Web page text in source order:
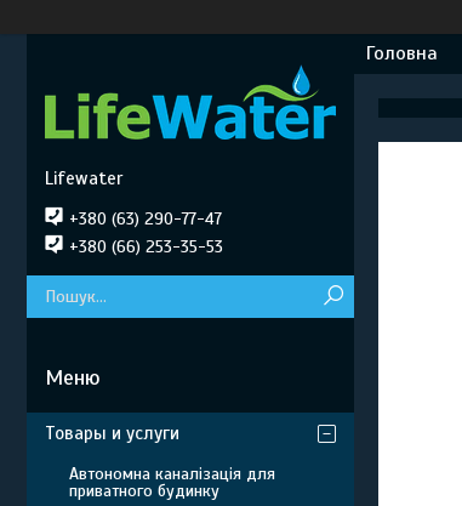
Головна
Lifewater
+380 (63) 290-77-47
+380 (66) 253-35-53
Товары и услуги
Автономна каналізація для
приватного будинку